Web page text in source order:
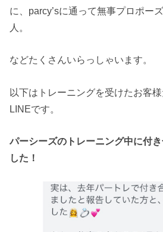
に、parcy’sに通って無事プロポー
人。
などたくさんいらっしゃいます。
以下はトレーニングを受けたお客
LINEです。
パーシーズのトレーニング中に付
した！